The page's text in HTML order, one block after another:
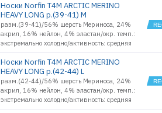
Носки Norfin T4M ARCTIC MERINO
HEAVY LONG р.(39-41) M
разм.(39-41)/56% шерсть Мериноса, 24%
акрил, 16% нейлон, 4% эластан/окр. темп.:
экстремально холодно/активность: средняя
Носки Norfin T4M ARCTIC MERINO
HEAVY LONG р.(42-44) L
разм.(42-44)/56% шерсть Мериноса, 24%
акрил, 16% нейлон, 4% эластан/окр. темп.:
экстремально холодно/активность: средняя